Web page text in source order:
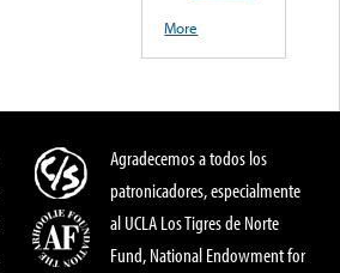
More
Agradecemos a todos los
patronicadores, especialmente
al UCLA Los Tigres de Norte
Fund, National Endowment for